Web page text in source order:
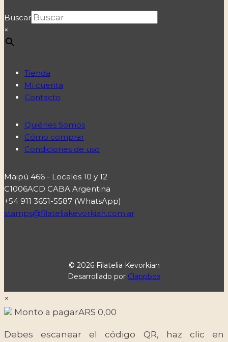
Buscar
×
Tienda
Mi cuenta
Contacto
Quiénes Somos
Cómo comprar
Condiciones de uso
Maipú 466 - Locales 10 y 12
C1006ACD CABA Argentina
+54 911 3651-5587 (WhatsApp)
stamps@filateliakevorkian.com.ar
© 2026 Filatelia Kevorkian
Desarrollado por Clappbox
×
Monto a pagarARS 0,00
Debes escanear el código QR, haz clic en